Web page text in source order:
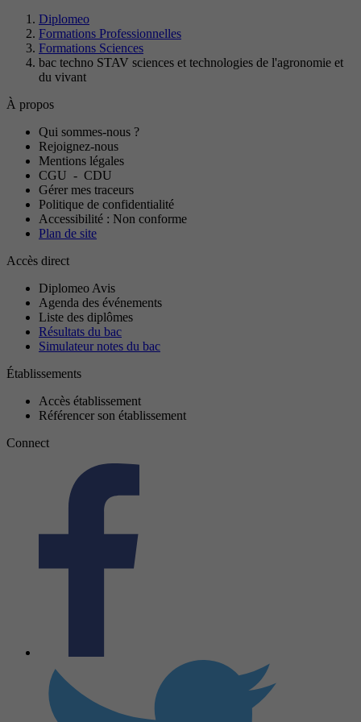
Diplomeo
Formations Professionnelles
Formations Sciences
bac techno STAV sciences et technologies de l'agronomie et
du vivant
À propos
Qui sommes-nous ?
Rejoignez-nous
Mentions légales
CGU - CDU
Gérer mes traceurs
Politique de confidentialité
Accessibilité : Non conforme
Plan de site
Accès direct
Diplomeo Avis
Agenda des événements
Liste des diplômes
Résultats du bac
Simulateur notes du bac
Établissements
Accès établissement
Référencer son établissement
Connect